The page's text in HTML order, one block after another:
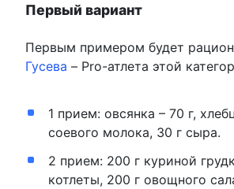
Первый вариант
Первым примером будет рацион
Гусева – Pro-атлета этой
1 прием: овсянка – 70 г,
соевого молока, 30 г сыра.
2 прием: 200 г куриной
котлеты, 200 г овощного